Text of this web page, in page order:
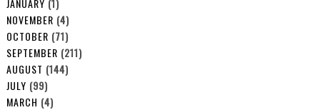
NOVEMBER (4)
OCTOBER (71)
SEPTEMBER (211)
AUGUST (144)
JULY (99)
MARCH (4)